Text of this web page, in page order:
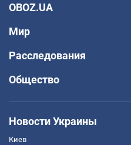
OBOZ.UA
Мир
Расследования
Общество
Новости Украины
Киев